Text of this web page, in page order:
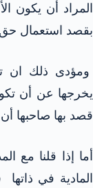
المراد أن يكون
بقصد استعمال
ومؤدى ذلك ان
يخرجها عن أن
قصد بها صاحبها أن
أما إذا قلنا مع
المادية في